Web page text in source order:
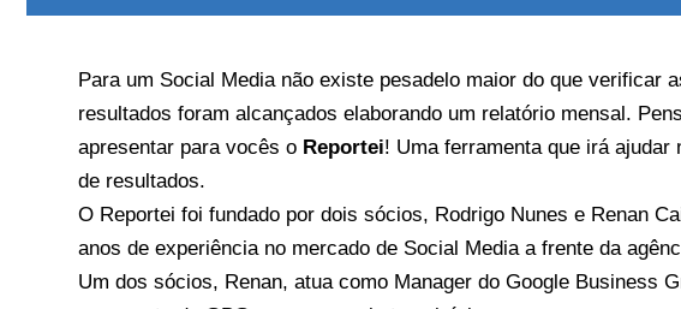
Para um Social Media não existe pesadelo maior do que verificar
resultados foram alcançados elaborando um relatório mensal.
apresentar para vocês o Reportei! Uma ferramenta que irá
de resultados.
O Reportei foi fundado por dois sócios, Rodrigo Nunes e Renan
anos de experiência no mercado de Social Media a frente da
Um dos sócios, Renan, atua como Manager do Google Business